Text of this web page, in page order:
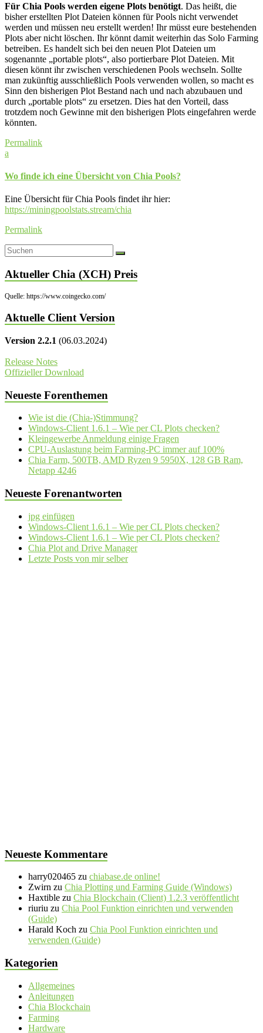
Für Chia Pools werden eigene Plots benötigt. Das heißt, die
bisher erstellten Plot Dateien können für Pools nicht verwendet
werden und müssen neu erstellt werden! Ihr müsst eure bestehenden
Plots aber nicht löschen. Ihr könnt damit weiterhin das Solo Farming
betreiben. Es handelt sich bei den neuen Plot Dateien um
sogenannte „portable plots“, also portierbare Plot Dateien. Mit
diesen könnt ihr zwischen verschiedenen Pools wechseln. Sollte
man zukünftig ausschließlich Pools verwenden wollen, so macht es
Sinn den bisherigen Plot Bestand nach und nach abzubauen und
durch „portable plots“ zu ersetzen. Dies hat den Vorteil, dass
trotzdem noch Gewinne mit den bisherigen Plots eingefahren werde
könnten.
Permalink
a
Wo finde ich eine Übersicht von Chia Pools?
Eine Übersicht für Chia Pools findet ihr hier:
https://miningpoolstats.stream/chia
Permalink
Aktueller Chia (XCH) Preis
Quelle: https://www.coingecko.com/
Aktuelle Client Version
Version 2.2.1 (06.03.2024)
Release Notes
Offizieller Download
Neueste Forenthemen
Wie ist die (Chia-)Stimmung?
Windows-Client 1.6.1 – Wie per CL Plots checken?
Kleingewerbe Anmeldung einige Fragen
CPU-Auslastung beim Farming-PC immer auf 100%
Chia Farm, 500TB, AMD Ryzen 9 5950X, 128 GB Ram,
Netapp 4246
Neueste Forenantworten
jpg einfügen
Windows-Client 1.6.1 – Wie per CL Plots checken?
Windows-Client 1.6.1 – Wie per CL Plots checken?
Chia Plot and Drive Manager
Letzte Posts von mir selber
Neueste Kommentare
harry020465 zu chiabase.de online!
Zwirn zu Chia Plotting und Farming Guide (Windows)
Haxtible zu Chia Blockchain (Client) 1.2.3 veröffentlicht
riuriu zu Chia Pool Funktion einrichten und verwenden
(Guide)
Harald Koch zu Chia Pool Funktion einrichten und
verwenden (Guide)
Kategorien
Allgemeines
Anleitungen
Chia Blockchain
Farming
Hardware